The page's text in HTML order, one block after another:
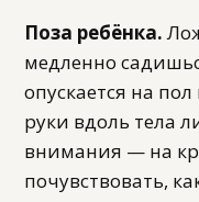
Поза ребёнка.
медленно
опускается на
руки вдоль тела
внимания — на
почувствовать,